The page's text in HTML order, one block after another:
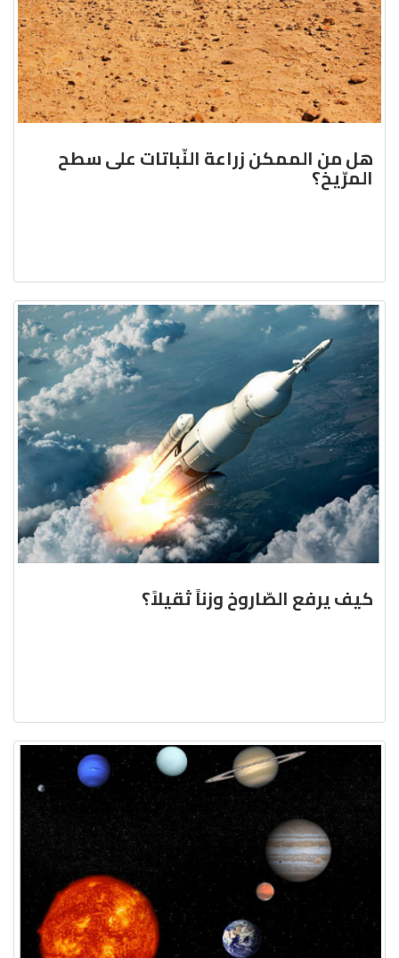
هل من الممكن زراعة النّباتات على سطح
المرّيخ؟
كيف يرفع الصّاروخ وزناً ثقيلاً؟